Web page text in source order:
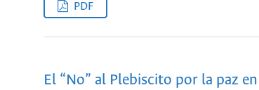
PDF
El “No” al Plebiscito por la paz